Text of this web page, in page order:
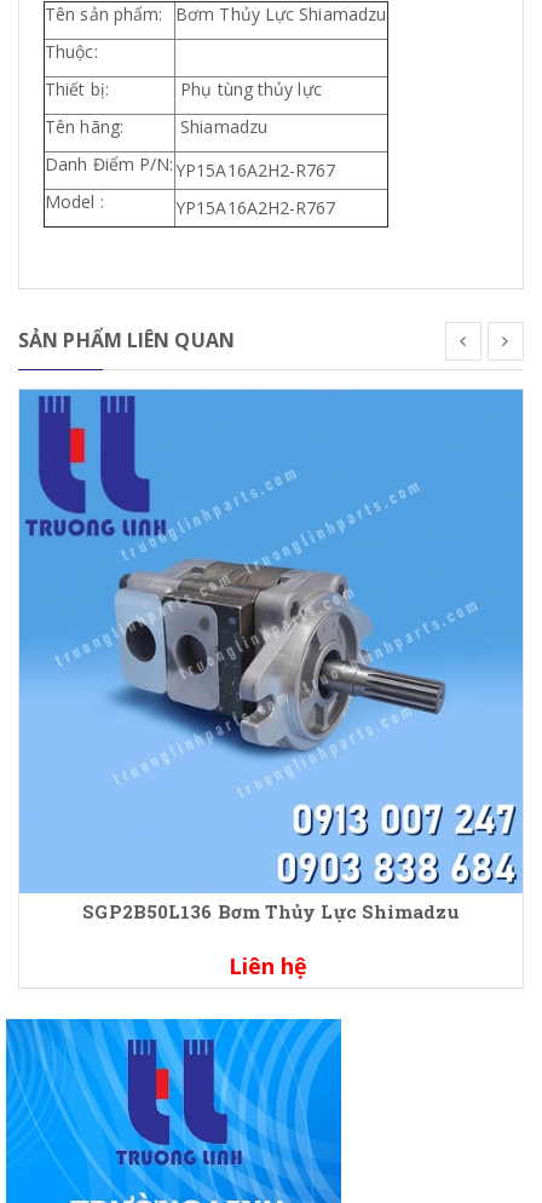
Tên sản phẩm:
Bơm Thủy Lực Shiamadzu
Thuộc:
Thiết bị:
Phụ tùng thủy lực
Tên hãng:
Shiamadzu
Danh Điểm P/N:YP15A16A2H2-R767
Model :
YP15A16A2H2-R767
SẢN PHẨM LIÊN QUAN
SGP2B50L136 Bơm Thủy Lực Shimadzu
Liên hệ